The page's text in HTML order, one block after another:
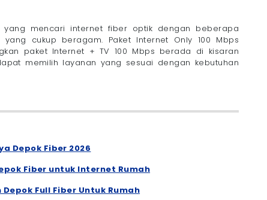
yang mencari internet fiber optik dengan beberapa
cukup beragam. Paket Internet Only 100 Mbps
paket Internet + TV 100 Mbps berada di kisaran
memilih layanan yang sesuai dengan kebutuhan
Depok Fiber 2026
Fiber untuk Internet Rumah
Full Fiber Untuk Rumah